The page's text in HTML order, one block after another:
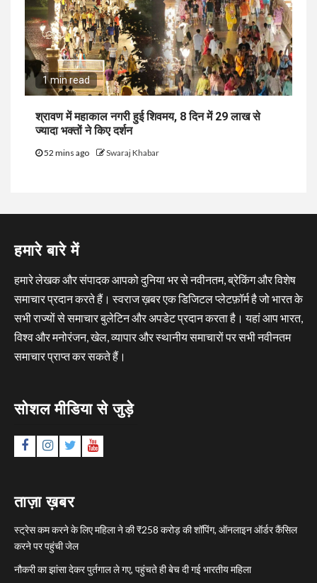
1 min read
श्रावण में महाकाल नगरी हुई शिवमय, 8 दिन में 29 लाख से
ज्यादा भक्तों ने किए दर्शन
52 mins ago Swaraj Khabar
हमारे बारे में
हमारे लेखक और संपादक आपको दुनिया भर से नवीनतम, ब्रेकिंग और विशेष
समाचार प्रदान करते हैं। स्वराज ख़बर एक डिजिटल प्लेटफ़ॉर्म है जो भारत के
सभी राज्यों से समाचार बुलेटिन और अपडेट प्रदान करता है। यहां आप भारत,
विश्व और मनोरंजन, खेल, व्यापार और स्थानीय समाचारों पर सभी नवीनतम
समाचार प्राप्त कर सकते हैं।
सोशल मीडिया से जुड़े
FacebookInstagram
TwitterYouTube
ताज़ा ख़बर
स्ट्रेस कम करने के लिए महिला ने की ₹258 करोड़ की शॉपिंग, ऑनलाइन ऑर्डर कैंसिल
करने पर पहुंची जेल
नौकरी का झांसा देकर पुर्तगाल ले गए, पहुंचते ही बेच दी गई भारतीय महिला